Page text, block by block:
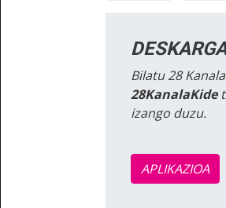
Bilatu 28
28KanalaKide
izango duzu.
APLIKAZIOA